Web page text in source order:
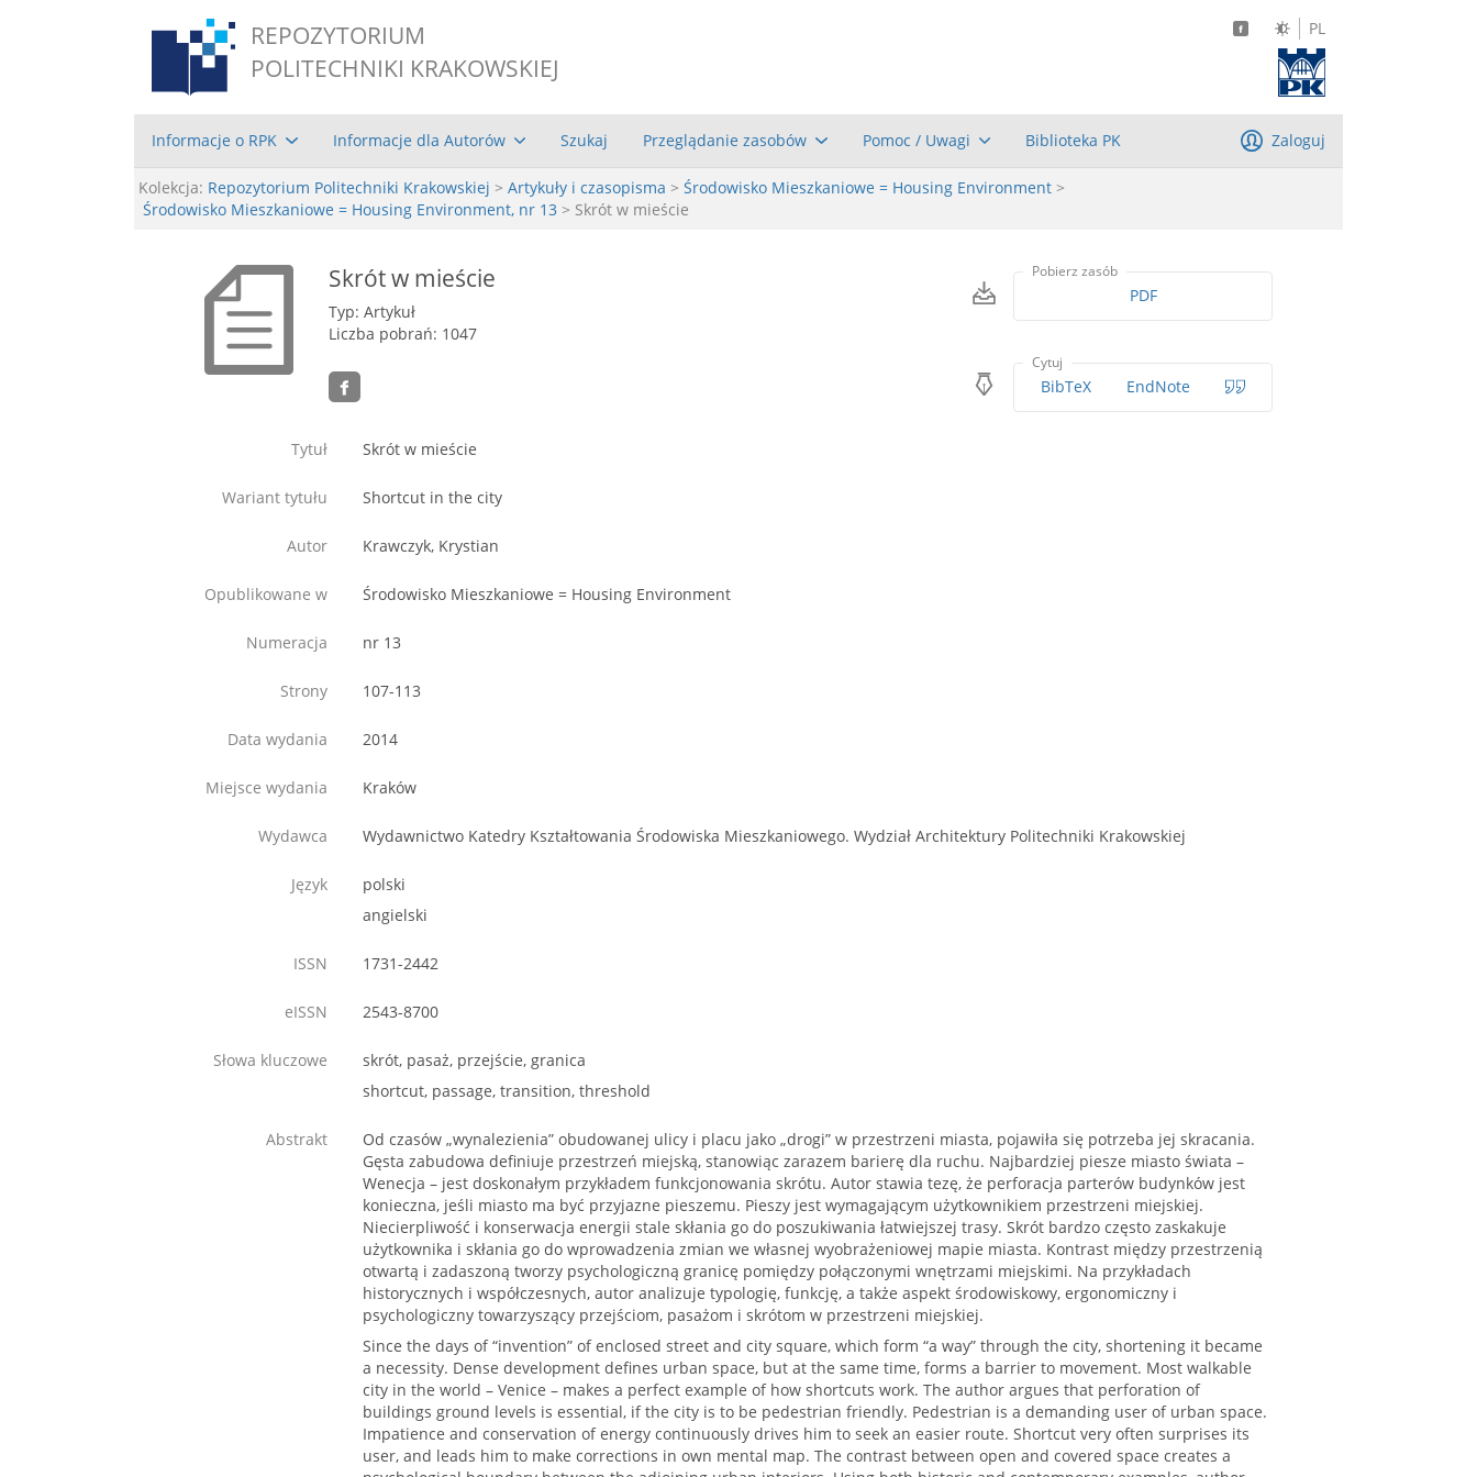
REPOZYTORIUM
POLITECHNIKI KRAKOWSKIEJ
PL
Informacje o RPK Informacje dla Autorów Szukaj Przeglądanie zasobów Pomoc / Uwagi Biblioteka PK Zaloguj
Kolekcja: Repozytorium Politechniki Krakowskiej > Artykuły i czasopisma > Środowisko Mieszkaniowe = Housing Environment >
Środowisko Mieszkaniowe = Housing Environment, nr 13 > Skrót w mieście
Skrót w mieście
Typ: Artykuł
Liczba pobrań: 1047
Pobierz zasób
PDF
Cytuj
BibTeX EndNote
Tytuł Skrót w mieście
Wariant tytułu Shortcut in the city
Autor Krawczyk, Krystian
Opublikowane w Środowisko Mieszkaniowe = Housing Environment
Numeracja nr 13
Strony 107-113
Data wydania 2014
Miejsce wydania Kraków
Wydawca Wydawnictwo Katedry Kształtowania Środowiska Mieszkaniowego. Wydział Architektury Politechniki Krakowskiej
Język
polski
angielski
ISSN 1731-2442
eISSN 2543-8700
Słowa kluczowe
skrót, pasaż, przejście, granica
shortcut, passage, transition, threshold
Abstrakt
Od czasów „wynalezienia” obudowanej ulicy i placu jako „drogi” w przestrzeni miasta, pojawiła się potrzeba jej skracania.
Gęsta zabudowa definiuje przestrzeń miejską, stanowiąc zarazem barierę dla ruchu. Najbardziej piesze miasto świata –
Wenecja – jest doskonałym przykładem funkcjonowania skrótu. Autor stawia tezę, że perforacja parterów budynków jest
konieczna, jeśli miasto ma być przyjazne pieszemu. Pieszy jest wymagającym użytkownikiem przestrzeni miejskiej.
Niecierpliwość i konserwacja energii stale skłania go do poszukiwania łatwiejszej trasy. Skrót bardzo często zaskakuje
użytkownika i skłania go do wprowadzenia zmian we własnej wyobrażeniowej mapie miasta. Kontrast między przestrzenią
otwartą i zadaszoną tworzy psychologiczną granicę pomiędzy połączonymi wnętrzami miejskimi. Na przykładach
historycznych i współczesnych, autor analizuje typologię, funkcję, a także aspekt środowiskowy, ergonomiczny i
psychologiczny towarzyszący przejściom, pasażom i skrótom w przestrzeni miejskiej.
Since the days of “invention” of enclosed street and city square, which form “a way” through the city, shortening it became
a necessity. Dense development defines urban space, but at the same time, forms a barrier to movement. Most walkable
city in the world – Venice – makes a perfect example of how shortcuts work. The author argues that perforation of
buildings ground levels is essential, if the city is to be pedestrian friendly. Pedestrian is a demanding user of urban space.
Impatience and conservation of energy continuously drives him to seek an easier route. Shortcut very often surprises its
user, and leads him to make corrections in own mental map. The contrast between open and covered space creates a